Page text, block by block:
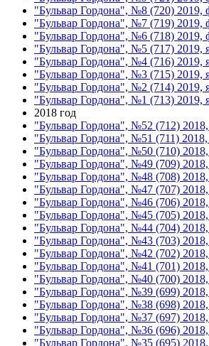
"Бульвар Гордона", №8 (720) 2019,
"Бульвар Гордона", №7 (719) 2019,
"Бульвар Гордона", №6 (718) 2019,
"Бульвар Гордона", №5 (717) 2019,
"Бульвар Гордона", №4 (716) 2019,
"Бульвар Гордона", №3 (715) 2019,
"Бульвар Гордона", №2 (714) 2019,
"Бульвар Гордона", №1 (713) 2019,
2018 год
"Бульвар Гордона", №52 (712) 2018,
"Бульвар Гордона", №51 (711) 2018,
"Бульвар Гордона", №50 (710) 2018,
"Бульвар Гордона", №49 (709) 2018,
"Бульвар Гордона", №48 (708)
"Бульвар Гордона", №47 (707)
"Бульвар Гордона", №46 (706)
"Бульвар Гордона", №45 (705)
"Бульвар Гордона", №44 (704) 2018,
"Бульвар Гордона", №43 (703) 2018,
"Бульвар Гордона", №42 (702) 2018,
"Бульвар Гордона", №41 (701) 2018,
"Бульвар Гордона", №40 (700) 2018,
"Бульвар Гордона", №39 (699) 2018,
"Бульвар Гордона", №38 (698) 2018,
"Бульвар Гордона", №37 (697) 2018,
"Бульвар Гордона", №36 (696) 2018,
"Бульвар Гордона", №35 (695) 2018,